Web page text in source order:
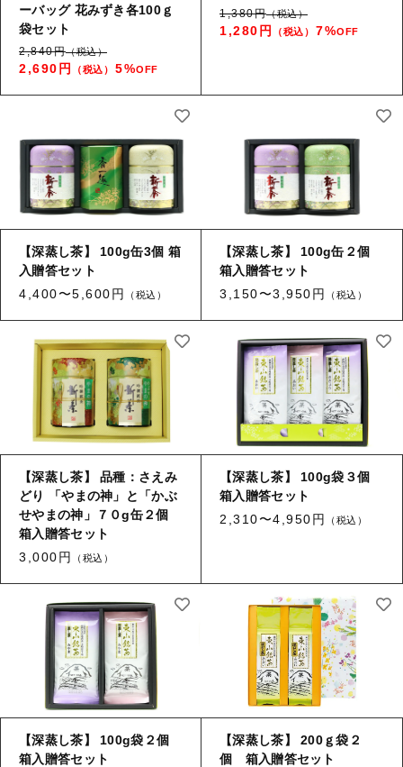
ーバッグ 花みずき各100ｇ
袋セット
2,840円（税込）
2,690円 （税込） 5%OFF
1,380円（税込）
1,280円 （税込） 7%OFF
【深蒸し茶】 100g缶3個 箱
入贈答セット
4,400〜5,600円
（税込）
【深蒸し茶】 100g缶２個
箱入贈答セット
3,150〜3,950円
（税込）
【深蒸し茶】 品種：さえみ
どり 「やまの神」と「かぶ
せやまの神」７０g缶２個
箱入贈答セット
3,000円
（税込）
【深蒸し茶】 100g袋３個
箱入贈答セット
2,310〜4,950円
（税込）
【深蒸し茶】 100g袋２個
箱入贈答セット
【深蒸し茶】 200ｇ袋２
個 箱入贈答セット